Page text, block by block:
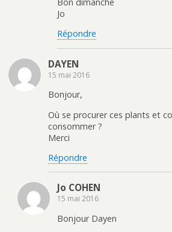
Jo
Répondre
DAYEN
15 mai 2016
Bonjour,
Où se procurer ces plants et
consommer ?
Merci
Répondre
Jo COHEN
15 mai 2016
Bonjour Dayen